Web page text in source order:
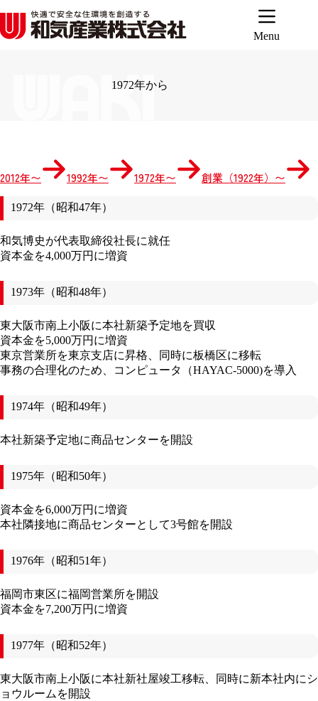
テ
Menu
1972年から
2012年〜 1992年〜 1972年〜 創業（1922年）〜
1972年（昭和47年）
和気博史が代表取締役社長に就任
資本金を4,000万円に増資
1973年（昭和48年）
東大阪市南上小阪に本社新築予定地を買収
資本金を5,000万円に増資
東京営業所を東京支店に昇格、同時に板橋区に移転
事務の合理化のため、コンピュータ（HAYAC-5000)を導入
1974年（昭和49年）
本社新築予定地に商品センターを開設
1975年（昭和50年）
資本金を6,000万円に増資
本社隣接地に商品センターとして3号館を開設
1976年（昭和51年）
福岡市東区に福岡営業所を開設
資本金を7,200万円に増資
1977年（昭和52年）
東大阪市南上小阪に本社新社屋竣工移転、同時に新本社内にシ
ョウルームを開設